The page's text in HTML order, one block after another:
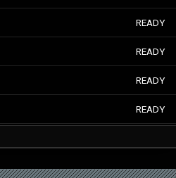
READY
READY
READY
READY